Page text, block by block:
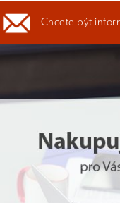
Chcete být